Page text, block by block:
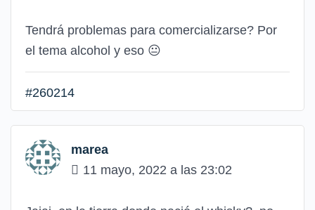
Tendrá problemas para comercializarse? Por
el tema alcohol y eso 😐
#260214
marea
11 mayo, 2022 a las 23:02